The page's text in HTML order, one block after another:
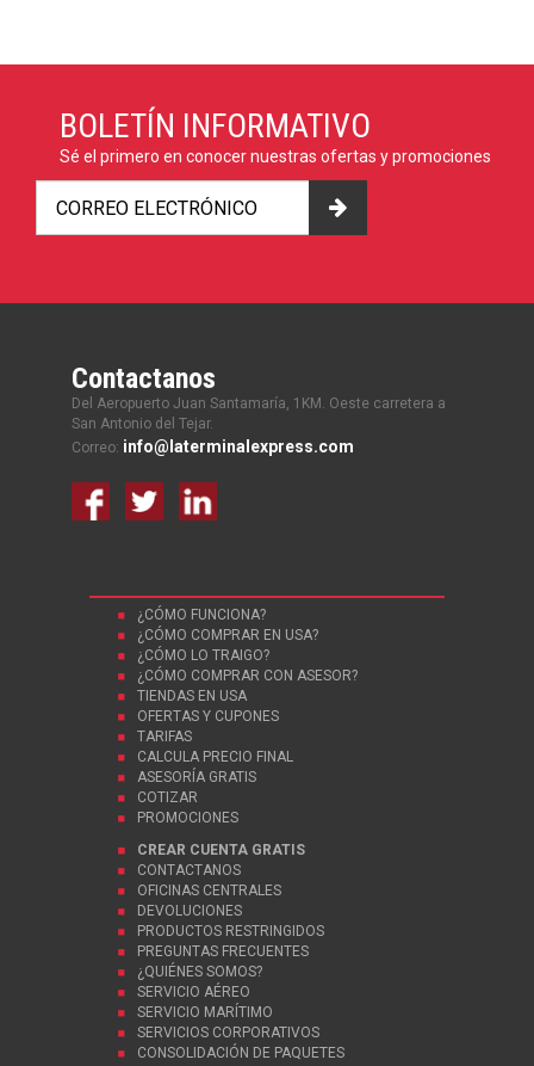
BOLETÍN INFORMATIVO
Sé el primero en conocer nuestras ofertas y promociones
Contactanos
Del Aeropuerto Juan Santamaría, 1KM. Oeste carretera a
San Antonio del Tejar.
Correo: info@laterminalexpress.com
¿CÓMO FUNCIONA?
¿CÓMO COMPRAR EN USA?
¿CÓMO LO TRAIGO?
¿CÓMO COMPRAR CON ASESOR?
TIENDAS EN USA
OFERTAS Y CUPONES
TARIFAS
CALCULA PRECIO FINAL
ASESORÍA GRATIS
COTIZAR
PROMOCIONES
CREAR CUENTA GRATIS
CONTACTANOS
OFICINAS CENTRALES
DEVOLUCIONES
PRODUCTOS RESTRINGIDOS
PREGUNTAS FRECUENTES
¿QUIÉNES SOMOS?
SERVICIO AÉREO
SERVICIO MARÍTIMO
SERVICIOS CORPORATIVOS
CONSOLIDACIÓN DE PAQUETES